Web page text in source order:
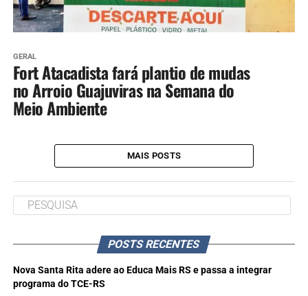
GERAL
Fort Atacadista fará plantio de mudas
no Arroio Guajuviras na Semana do
Meio Ambiente
MAIS POSTS
POSTS RECENTES
Nova Santa Rita adere ao Educa Mais RS e passa a integrar
programa do TCE-RS